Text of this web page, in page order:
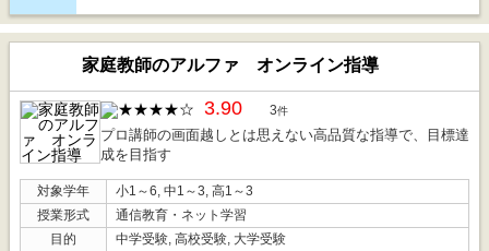
家庭教師のアルファ オンライン指導
3.90 3件
プロ講師の画面越しとは思えない高品質な指導で、目標達
成を目指す
対象学年
小1～6, 中1～3, 高1～3
授業形式
通信教育・ネット学習
目的
中学受験, 高校受験, 大学受験